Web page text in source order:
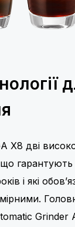
X8 дві
гарантують
і які
Grinder